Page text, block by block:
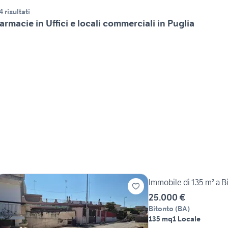
risultati
in Uffici e locali commerciali in Puglia
Immobile di 135 m² a
25.000 €
Bitonto (BA)
135 mq1 Locale